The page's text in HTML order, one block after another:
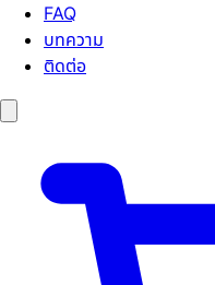
FAQ
บทความ
ติดต่อ